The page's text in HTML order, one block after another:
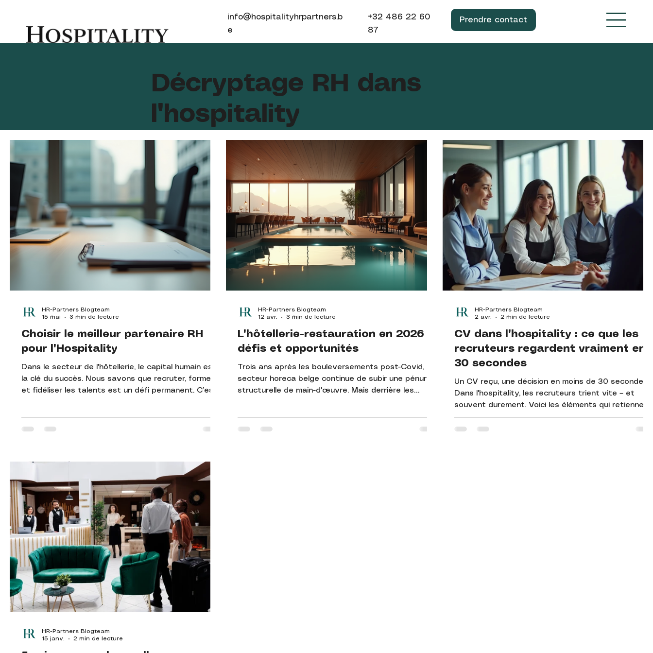
info@hospitalityhrpartners.b
e
+32 486 22 60
87
Prendre contact
Décryptage RH dans
l'hospitality
Choisir le meilleur partenaire RH
pour l'Hospitality
Dans le secteur de l'hôtellerie, le capital humain est
la clé du succès. Nous savons que recruter, former
et fidéliser les talents est un défi permanent. C’est
besoins spécifiques et vous accompagner dans la
l'horeca est exigeant. Les fluctuations saisonnières,
HR-Partners Blogteam
15 mai
3 min de lecture
L'hôtellerie-restauration en 2026 :
défis et opportunités
Trois ans après les bouleversements post-Covid, le
secteur horeca belge continue de subir une pénurie
structurelle de main-d'œuvre. Mais derrière les
de la situation en 2026.
HR-Partners Blogteam
12 avr.
3 min de lecture
CV dans l'hospitality : ce que les
recruteurs regardent vraiment en
30 secondes
Un CV reçu, une décision en moins de 30 secondes.
Dans l'hospitality, les recruteurs trient vite – et
souvent durement. Voici les éléments qui retiennent
vraiment l'attention sur un CV horeca, et ceux qui
font passer votre candidature à la trappe sans
HR-Partners Blogteam
2 avr.
2 min de lecture
HR-Partners Blogteam
15 janv.
2 min de lecture